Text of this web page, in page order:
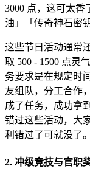
3000 点，这可太
油」「传奇神石密
这些节日活动通常
取 500 - 1500 点灵
务要求是在规定时
友组队，分工合作
成了任务，成功拿
错过这些活动，大
利错过了可就没了。
2. 冲级竞技与官职